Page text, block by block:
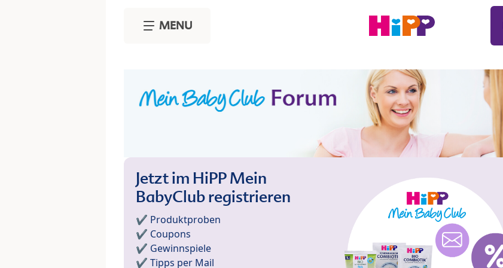
MENU
Jetzt im HiPP Mein
BabyClub registrieren
✔️ Produktproben
✔️ Coupons
✔️ Gewinnspiele
✔️ Tipps per Mail